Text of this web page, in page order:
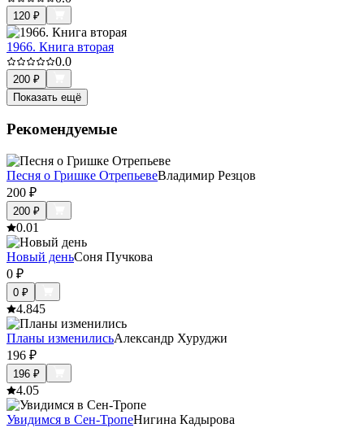
120 ₽
1966. Книга вторая
0.0
200 ₽
Показать ещё
Рекомендуемые
Песня о Гришке ОтрепьевеВладимир Резцов
200 ₽
200 ₽
0.01
Новый деньСоня Пучкова
0 ₽
0 ₽
4.845
Планы изменилисьАлександр Хуруджи
196 ₽
196 ₽
4.05
Увидимся в Сен-ТропеНигина Кадырова